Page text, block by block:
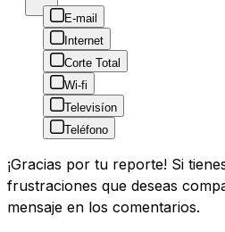
E-mail
Internet
Corte Total
Wi-fi
Televisíon
Teléfono
¡Gracias por tu reporte! Si
frustraciones que deseas
mensaje en los comentarios.